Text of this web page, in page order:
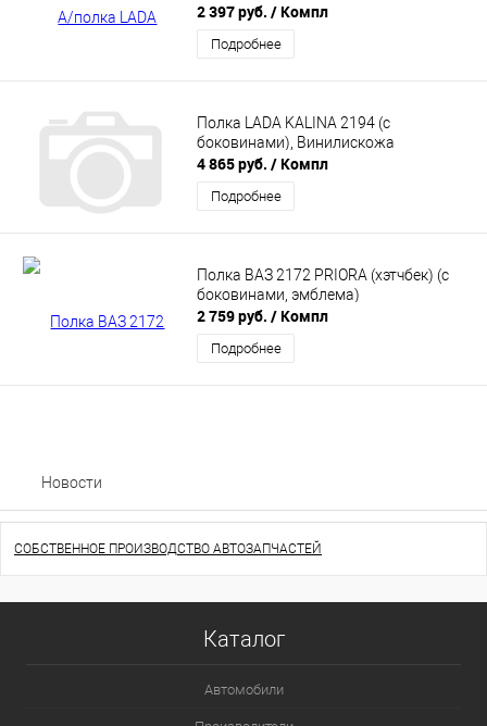
2 397 руб. / Компл
Подробнее
Полка LADA KALINA 2194 (с
боковинами), Винилискожа
4 865 руб. / Компл
Подробнее
Полка ВАЗ 2172 PRIORA (хэтчбек) (с
боковинами, эмблема)
2 759 руб. / Компл
Подробнее
Новости
СОБСТВЕННОЕ ПРОИЗВОДСТВО АВТОЗАПЧАСТЕЙ
Каталог
Автомобили